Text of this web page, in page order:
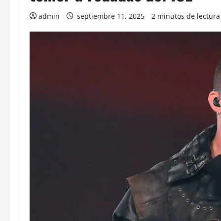
admin septiembre 11, 2025 2 minutos de lectura